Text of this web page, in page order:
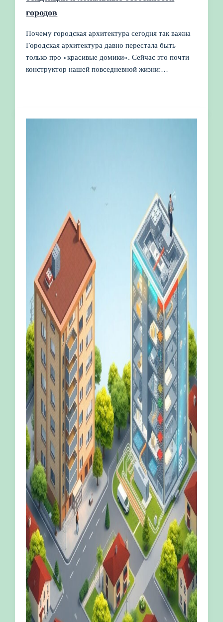
городов
Почему городская архитектура сегодня так важна
Городская архитектура давно перестала быть
только про «красивые домики». Сейчас это почти
конструктор нашей повседневной жизни:…